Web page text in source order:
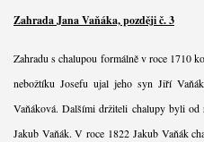
Zahrada Jana Vaňáka, později č. 3
Zahradu s chalupou formálně v roce 1710
nebožtíku Josefu ujal jeho syn Jiří
Vaňáková. Dalšími držiteli chalupy byli
Jakub Vaňák. V roce 1822 Jakub Vaňák